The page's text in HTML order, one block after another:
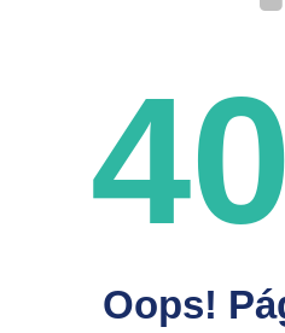
Oops!